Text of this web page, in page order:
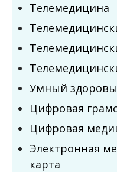
Телемедицина
Умный
Цифровая
Цифровая
Электронная
карта